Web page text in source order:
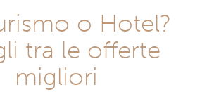
o Hotel?
tra le offerte
migliori